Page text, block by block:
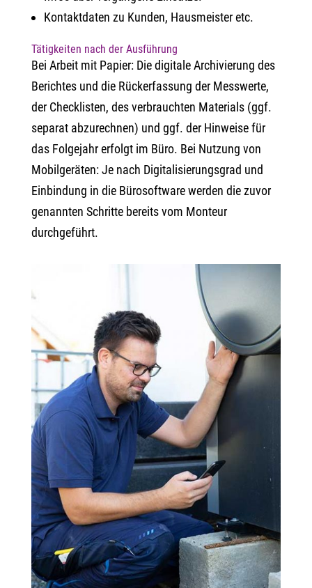
Kontaktdaten zu Kunden, Hausmeister etc.
Tätigkeiten nach der Ausführung
Bei Arbeit mit Papier: Die digitale Archivierung des
Berichtes und die Rückerfassung der Messwerte,
der Checklisten, des verbrauchten Materials (ggf.
separat abzurechnen) und ggf. der Hinweise für
das Folgejahr erfolgt im Büro. Bei Nutzung von
Mobilgeräten: Je nach Digitalisierungsgrad und
Einbindung in die Bürosoftware werden die zuvor
genannten Schritte bereits vom Monteur
durchgeführt.